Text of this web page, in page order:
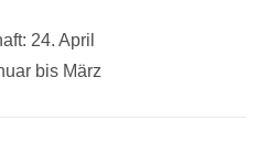
24. April
bis März